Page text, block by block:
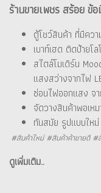
ร้านขายเพชร สร้อย
ตู้โชว์สินค้า ที่มีคว
เบาท์เฮด ติดป้ายโ
สไตล์โมเดิร์น
แสงสว่างจากไฟ
ซ่อนไฟออกแสง จา
จัดวางสินค้าพอเห
ทันสมัย รูปแบบให
#สินค้าใหม่ #สินค้าค้าขายดี
ดูเพิ่มเติม..